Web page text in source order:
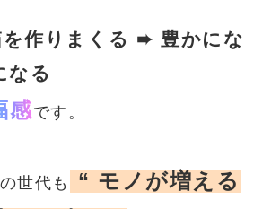
作りまくる ➨ 豊かにな
なる
感です。
世代も
“ モノが増える